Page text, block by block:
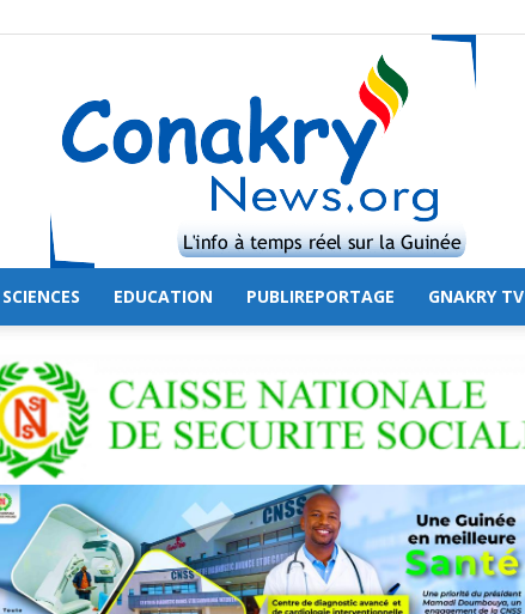
SCIENCES EDUCATION PUBLIREPORTAGE GNAKRY TV